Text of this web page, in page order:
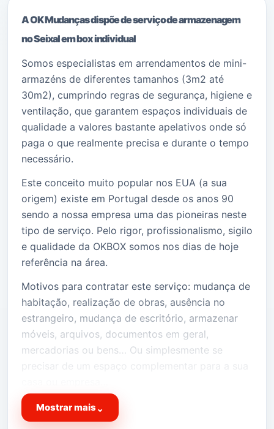
A OK Mudanças dispõe de serviço de armazenagem
no Seixal em box individual
Somos especialistas em arrendamentos de mini-
armazéns de diferentes tamanhos (3m2 até
30m2), cumprindo regras de segurança, higiene e
ventilação, que garantem espaços individuais de
qualidade a valores bastante apelativos onde só
paga o que realmente precisa e durante o tempo
necessário.
Este conceito muito popular nos EUA (a sua
origem) existe em Portugal desde os anos 90
sendo a nossa empresa uma das pioneiras neste
tipo de serviço. Pelo rigor, profissionalismo, sigilo
e qualidade da OKBOX somos nos dias de hoje
referência na área.
Motivos para contratar este serviço: mudança de
habitação, realização de obras, ausência no
estrangeiro, mudança de escritório, armazenar
móveis, arquivos, documentos em geral,
mercadorias ou bens… Ou simplesmente se
precisar de um espaço complementar para a sua
espaço fisico extra que precisa na sua vida!
Mostrar mais ⌄